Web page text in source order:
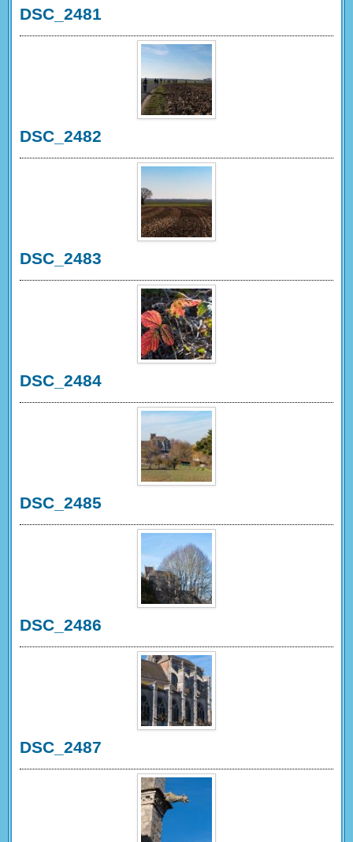
DSC_2481
DSC_2482
DSC_2483
DSC_2484
DSC_2485
DSC_2486
DSC_2487